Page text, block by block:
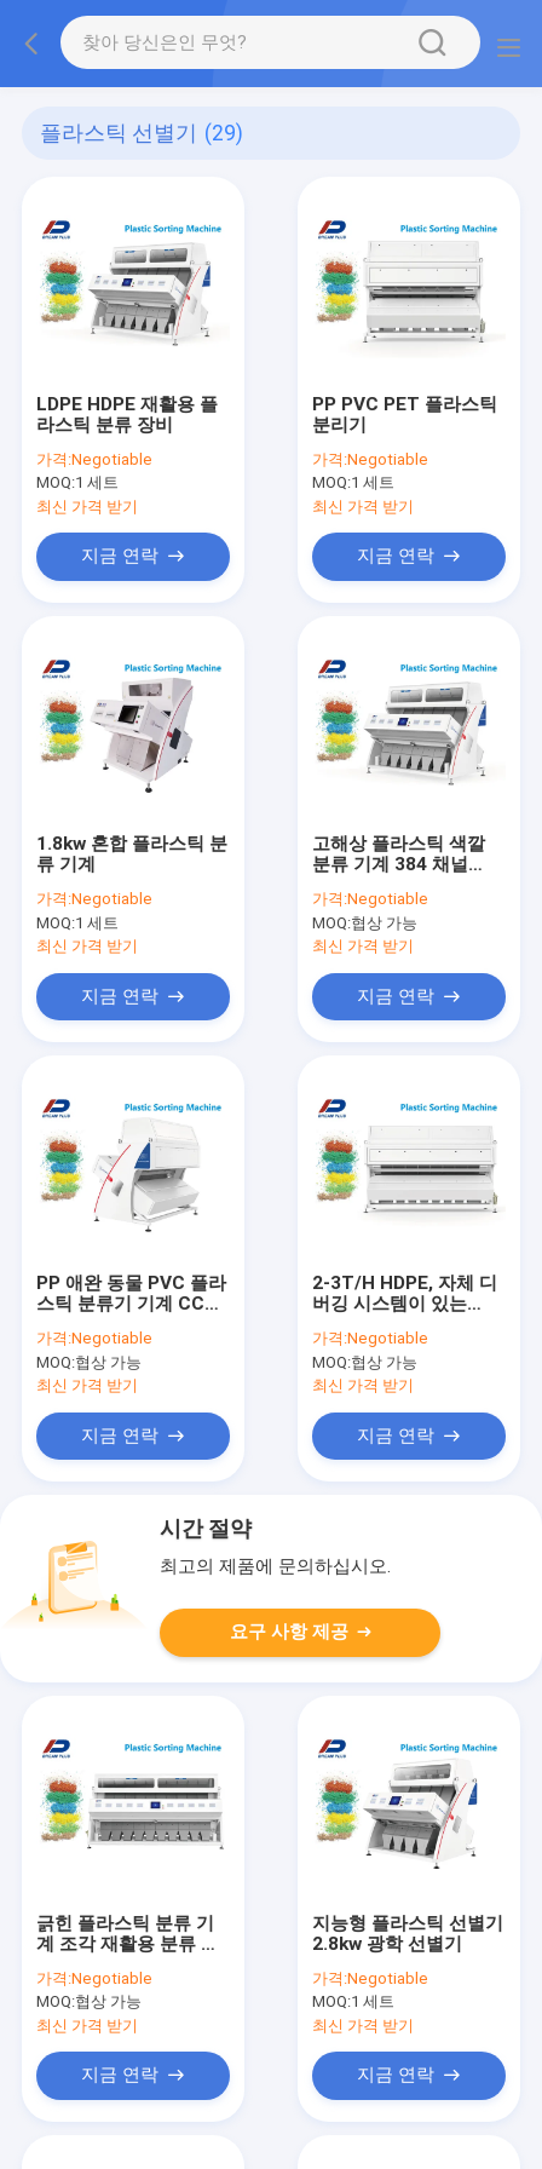
플라스틱 선별기 (29)
LDPE HDPE 재활용 플
라스틱 분류 장비
가격:Negotiable
MOQ:1 세트
최신 가격 받기
지금 연락
PP PVC PET 플라스틱
분리기
가격:Negotiable
MOQ:1 세트
최신 가격 받기
지금 연락
1.8kw 혼합 플라스틱 분
류 기계
가격:Negotiable
MOQ:1 세트
최신 가격 받기
지금 연락
고해상 플라스틱 색깔
분류 기계 384 채널
가격:Negotiable
MOQ:협상 가능
최신 가격 받기
지금 연락
PP 애완 동물 PVC 플라
스틱 분류기 기계 CCD
하십시오
가격:Negotiable
MOQ:협상 가능
최신 가격 받기
지금 연락
2-3T/H HDPE, 자체 디
버깅 시스템이 있는
류기
가격:Negotiable
MOQ:협상 가능
최신 가격 받기
지금 연락
시간 절약
최고의 제품에 문의하십시오.
요구 사항 제공
긁힌 플라스틱 분류 기
계 조각 재활용 분류 기
가격:Negotiable
MOQ:협상 가능
최신 가격 받기
지금 연락
지능형 플라스틱 선별기
2.8kw 광학 선별기
가격:Negotiable
MOQ:1 세트
최신 가격 받기
지금 연락